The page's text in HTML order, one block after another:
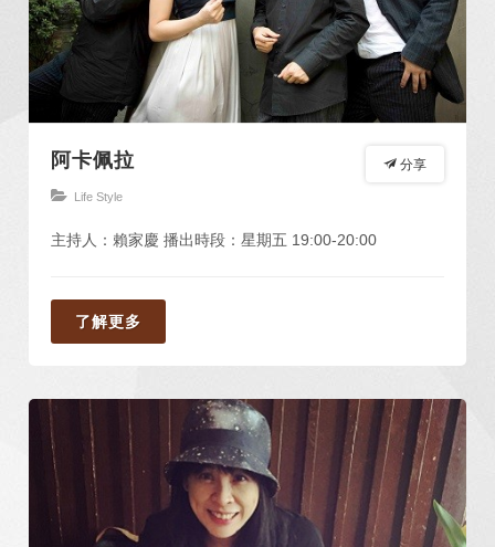
分享
阿卡佩拉
Life Style
主持人：賴家慶 播出時段：星期五 19:00-20:00
了解更多